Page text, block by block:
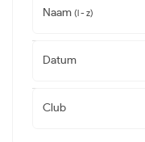
Naam (l - z)
Datum
Club